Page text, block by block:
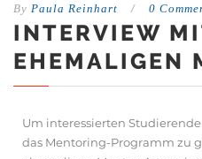
By Paula Reinhart / 0
INTERVIEW
EHEMALIGEN
Um interessierten
das Mentoring-Programm zu